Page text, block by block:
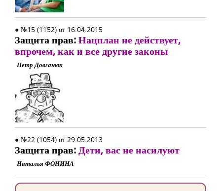
● №15 (1152) от 16.04.2015
Защита прав:Нацплан не действует,
впрочем, как и все другие законы
Петр Довганюк
● №22 (1054) от 29.05.2013
Защита прав:Дети, вас не насилуют
Наталья ФОНИНА